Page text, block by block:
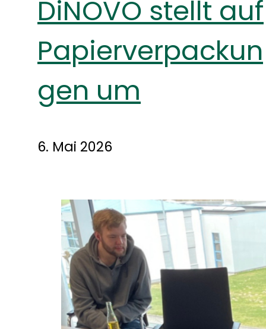
DiNOVO stellt auf
Papierverpackun
gen um
6. Mai 2026